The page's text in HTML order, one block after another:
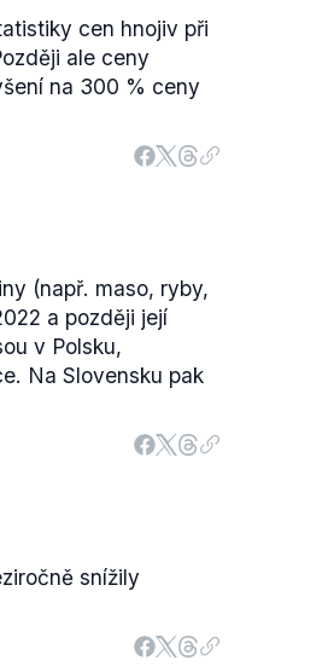
cen hnojiv při
ale ceny
na 300 % ceny
(např. maso, ryby,
a později její
v Polsku,
Na Slovensku pak
snížily